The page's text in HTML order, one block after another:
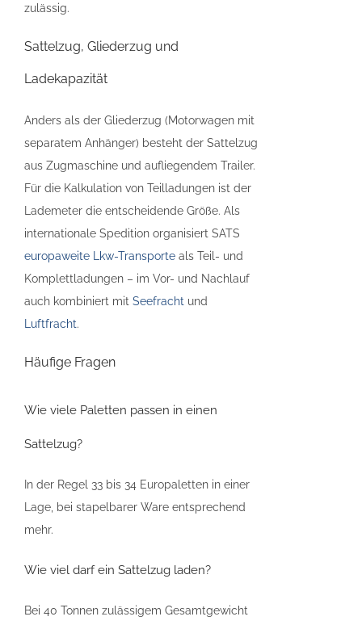
zulässig.
Sattelzug, Gliederzug und
Ladekapazität
Anders als der Gliederzug (Motorwagen mit
separatem Anhänger) besteht der Sattelzug
aus Zugmaschine und aufliegendem Trailer.
Für die Kalkulation von Teilladungen ist der
Lademeter die entscheidende Größe. Als
internationale Spedition organisiert SATS
europaweite Lkw-Transporte als Teil- und
Komplettladungen – im Vor- und Nachlauf
auch kombiniert mit Seefracht und
Luftfracht.
Häufige Fragen
Wie viele Paletten passen in einen
Sattelzug?
In der Regel 33 bis 34 Europaletten in einer
Lage, bei stapelbarer Ware entsprechend
mehr.
Wie viel darf ein Sattelzug laden?
Bei 40 Tonnen zulässigem Gesamtgewicht